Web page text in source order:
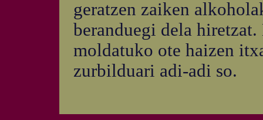
geratzen zaiken
beranduegi dela
moldatuko ote haizen
zurbilduari adi-adi so.